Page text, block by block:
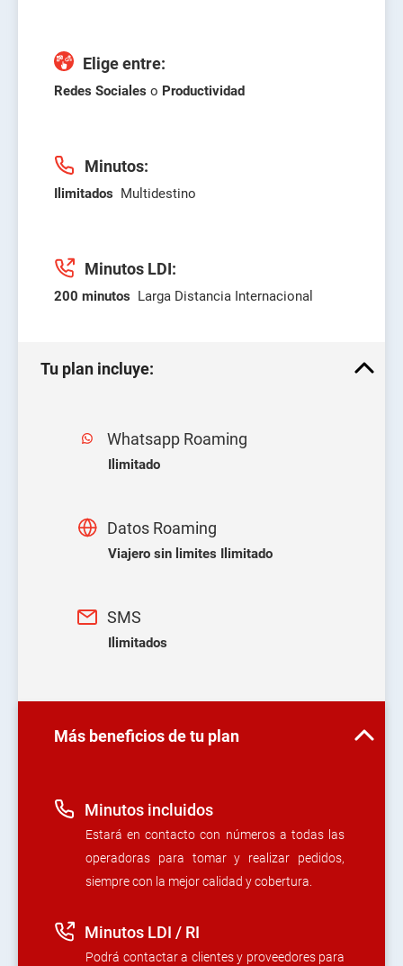
Elige entre:
Redes Sociales o Productividad
Minutos:
Ilimitados Multidestino
Minutos LDI:
200 minutos Larga Distancia Internacional
Tu plan incluye:
Whatsapp Roaming
Ilimitado
Datos Roaming
Viajero sin limites Ilimitado
SMS
Ilimitados
Más beneficios de tu plan
Minutos incluidos
Estará en contacto con números a todas las
operadoras para tomar y realizar pedidos,
siempre con la mejor calidad y cobertura.
Minutos LDI / RI
Podrá contactar a clientes y proveedores para